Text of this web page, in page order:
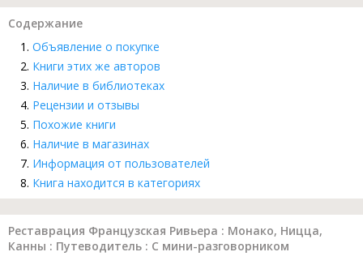
Содержание
Объявление о покупке
Книги этих же авторов
Наличие в библиотеках
Рецензии и отзывы
Похожие книги
Наличие в магазинах
Информация от пользователей
Книга находится в категориях
Реставрация Французская Ривьера : Монако, Ницца,
Канны : Путеводитель : С мини-разговорником